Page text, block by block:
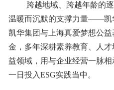
跨越地域、跨越年龄的
温暖而沉默的支撑力量——凯
凯华集团与上海真爱梦想公
金，多年深耕素养教育、人
益领域，用与企业经营一脉
一日投入ESG实践当中。